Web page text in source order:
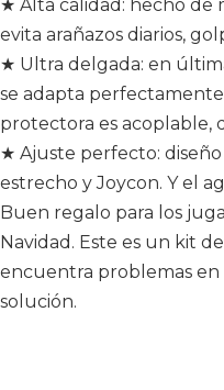
★ Alta calidad: hecho de
evita arañazos diarios,
★ Ultra delgada: en
se adapta
protectora es acoplable,
★ Ajuste perfecto:
estrecho y Joycon. Y el
Buen regalo para los
Navidad. Este es un kit
encuentra problemas en
solución.